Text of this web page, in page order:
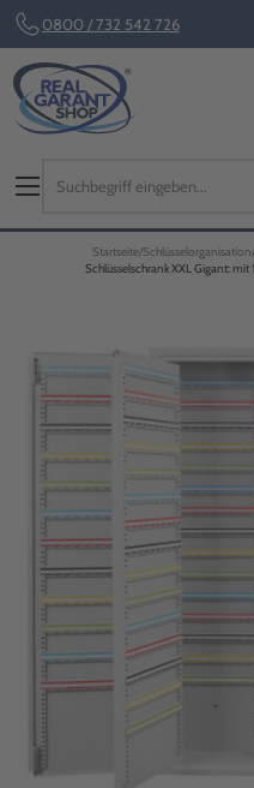
0800 / 732 542 726
Startseite Schlüsselorganisation
Schlüsselschrank XXL Gigant: